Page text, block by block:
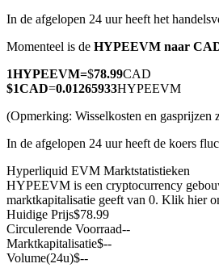
COIN-M-futures
Cryptocurrency-futures
In de afgelopen 24 uur heeft het
Momenteel is de HYPEEVM naar
1HYPEEVM=$78.99CAD
$1CAD=0.01265933HYPEEVM
(Opmerking: Wisselkosten en gasprijzen
In de afgelopen 24 uur heeft de koers
Hyperliquid EVM Marktstatistieken
HYPEEVM is een cryptocurrency
marktkapitalisatie geeft van 0. Klik hier
Huidige Prijs$78.99
Circulerende Voorraad--
Marktkapitalisatie$--
Volume(24u)$--